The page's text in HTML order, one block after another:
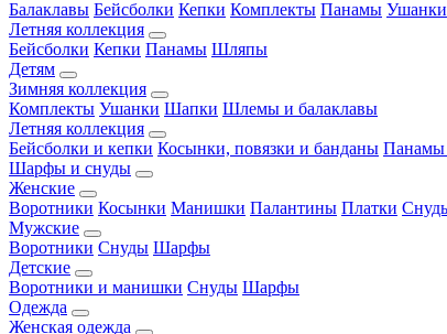
Балаклавы Бейсболки Кепки Комплекты Панамы Ушанки
Летняя коллекция
Бейсболки Кепки Панамы Шляпы
Детям
Зимняя коллекция
Комплекты Ушанки Шапки Шлемы и балаклавы
Летняя коллекция
Бейсболки и кепки Косынки, повязки и банданы
Шарфы и снуды
Женские
Воротники Косынки Манишки Палантины Платки
Мужские
Воротники Снуды Шарфы
Детские
Воротники и манишки Снуды Шарфы
Одежда
Женская одежда